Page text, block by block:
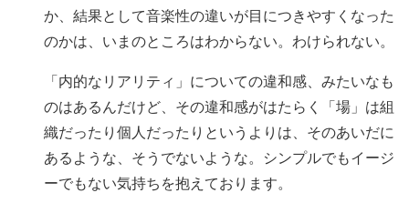
か、結果として音楽性の違いが目につきやすくなった
のかは、いまのところはわからない。わけられない。
「内的なリアリティ」についての違和感、みたいなも
のはあるんだけど、その違和感がはたらく「場」は組
織だったり個人だったりというよりは、そのあいだに
あるような、そうでないような。シンプルでもイージ
ーでもない気持ちを抱えております。